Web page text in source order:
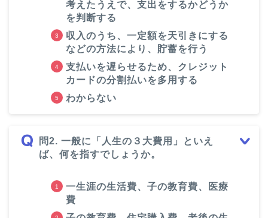
考えたうえで、支出をするかどうか
を判断する
収入のうち、一定額を天引きにする
などの方法により、貯蓄を行う
支払いを遅らせるため、クレジット
カードの分割払いを多用する
わからない
問2. 一般に「人生の３大費用」といえ
ば、何を指すでしょうか。
一生涯の生活費、子の教育費、医療
費